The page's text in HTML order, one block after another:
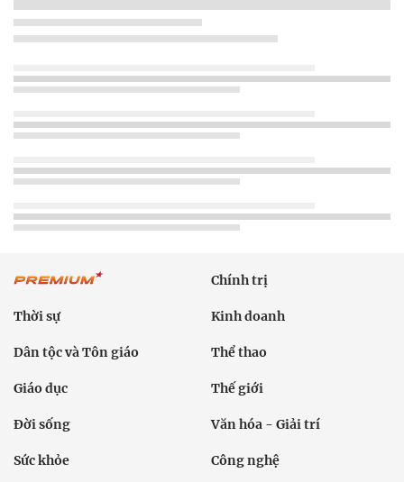
Chính trị
Thời sự Kinh doanh
Dân tộc và Tôn giáo Thể thao
Giáo dục Thế giới
Đời sống Văn hóa - Giải trí
Sức khỏe Công nghệ